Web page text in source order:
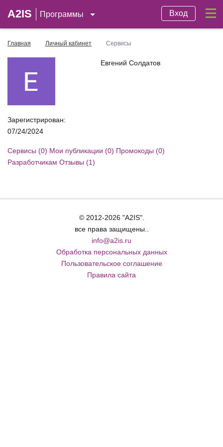
A2IS Программы Вход
Главная Личный кабинет Сервисы
Евгений Солдатов
Зарегистрирован:
07/24/2024
Сервисы (0) Мои публикации (0) Промокоды (0)
Разработчикам Отзывы (1)
© 2012-2026 "A2IS".
все права защищены..
info@a2is.ru
Обработка персональных данных
Пользовательское соглашение
Правила сайта